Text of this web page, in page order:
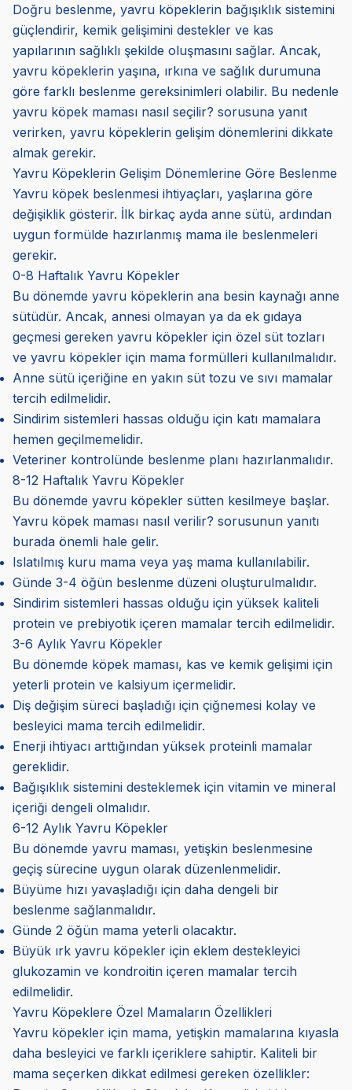
Doğru beslenme, yavru köpeklerin bağışıklık sistemini
güçlendirir, kemik gelişimini destekler ve kas
yapılarının sağlıklı şekilde oluşmasını sağlar. Ancak,
yavru köpeklerin yaşına, ırkına ve sağlık durumuna
göre farklı beslenme gereksinimleri olabilir. Bu nedenle
yavru köpek maması nasıl seçilir? sorusuna yanıt
verirken, yavru köpeklerin gelişim dönemlerini dikkate
almak gerekir.
Yavru Köpeklerin Gelişim Dönemlerine Göre Beslenme
Yavru köpek beslenmesi ihtiyaçları, yaşlarına göre
değişiklik gösterir. İlk birkaç ayda anne sütü, ardından
uygun formülde hazırlanmış mama ile beslenmeleri
gerekir.
0-8 Haftalık Yavru Köpekler
Bu dönemde yavru köpeklerin ana besin kaynağı anne
sütüdür. Ancak, annesi olmayan ya da ek gıdaya
geçmesi gereken yavru köpekler için özel süt tozları
ve yavru köpekler için mama formülleri kullanılmalıdır.
Anne sütü içeriğine en yakın süt tozu ve sıvı mamalar
tercih edilmelidir.
Sindirim sistemleri hassas olduğu için katı mamalara
hemen geçilmemelidir.
Veteriner kontrolünde beslenme planı hazırlanmalıdır.
8-12 Haftalık Yavru Köpekler
Bu dönemde yavru köpekler sütten kesilmeye başlar.
Yavru köpek maması nasıl verilir? sorusunun yanıtı
burada önemli hale gelir.
Islatılmış kuru mama veya yaş mama kullanılabilir.
Günde 3-4 öğün beslenme düzeni oluşturulmalıdır.
Sindirim sistemleri hassas olduğu için yüksek kaliteli
protein ve prebiyotik içeren mamalar tercih edilmelidir.
3-6 Aylık Yavru Köpekler
Bu dönemde köpek maması, kas ve kemik gelişimi için
yeterli protein ve kalsiyum içermelidir.
Diş değişim süreci başladığı için çiğnemesi kolay ve
besleyici mama tercih edilmelidir.
Enerji ihtiyacı arttığından yüksek proteinli mamalar
gereklidir.
Bağışıklık sistemini desteklemek için vitamin ve mineral
içeriği dengeli olmalıdır.
6-12 Aylık Yavru Köpekler
Bu dönemde yavru maması, yetişkin beslenmesine
geçiş sürecine uygun olarak düzenlenmelidir.
Büyüme hızı yavaşladığı için daha dengeli bir
beslenme sağlanmalıdır.
Günde 2 öğün mama yeterli olacaktır.
Büyük ırk yavru köpekler için eklem destekleyici
glukozamin ve kondroitin içeren mamalar tercih
edilmelidir.
Yavru Köpeklere Özel Mamaların Özellikleri
Yavru köpekler için mama, yetişkin mamalarına kıyasla
daha besleyici ve farklı içeriklere sahiptir. Kaliteli bir
mama seçerken dikkat edilmesi gereken özellikler: